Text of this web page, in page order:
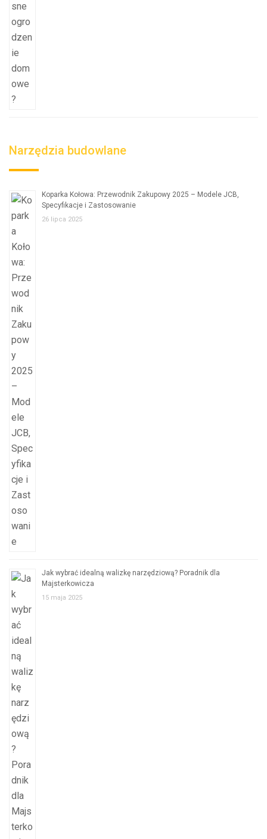
Narzędzia budowlane
Koparka Kołowa: Przewodnik Zakupowy 2025 – Modele JCB,
Specyfikacje i Zastosowanie
26 lipca 2025
Jak wybrać idealną walizkę narzędziową? Poradnik dla
Majsterkowicza
15 maja 2025